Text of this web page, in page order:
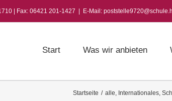
| Fax: 06421 201-1427 E-Mail:
Start Was wir anbieten
Startseite / alle, Internationales,